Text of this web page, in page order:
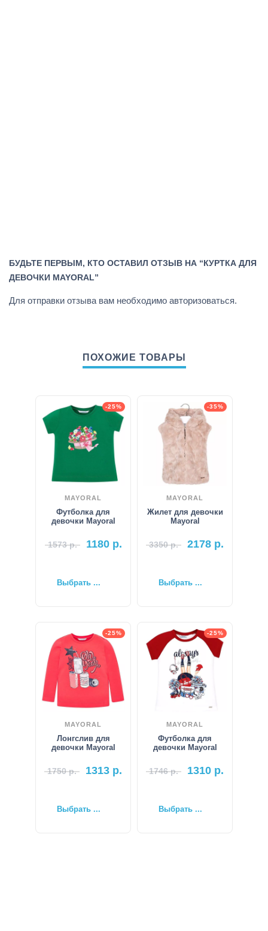
БУДЬТЕ ПЕРВЫМ, КТО ОСТАВИЛ ОТЗЫВ НА “КУРТКА ДЛЯ
ДЕВОЧКИ MAYORAL”
Для отправки отзыва вам необходимо авторизоваться.
ПОХОЖИЕ ТОВАРЫ
-25%
MAYORAL
Футболка для
девочки Mayoral
1573р. 1180р.
Выбрать ...
-35%
MAYORAL
Жилет для девочки
Mayoral
3350р. 2178 р.
Выбрать ...
-25%
MAYORAL
Лонгслив для
девочки Mayoral
1750р. 1313 р.
Выбрать ...
-25%
MAYORAL
Футболка для
девочки Mayoral
1746р. 1310 р.
Выбрать ...